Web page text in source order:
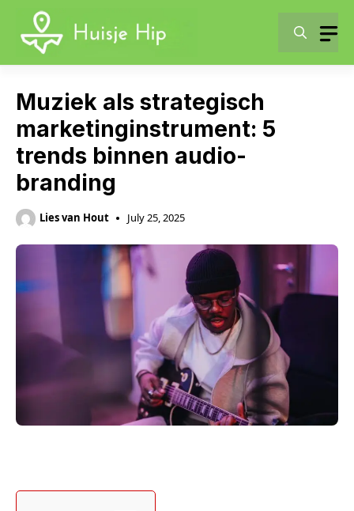
content
Muziek als strategisch
marketinginstrument: 5
trends binnen audio-
branding
Lies van Hout July 25, 2025